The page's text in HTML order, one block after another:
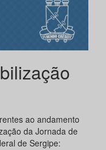
ao andamento
da Jornada de
de Sergipe: